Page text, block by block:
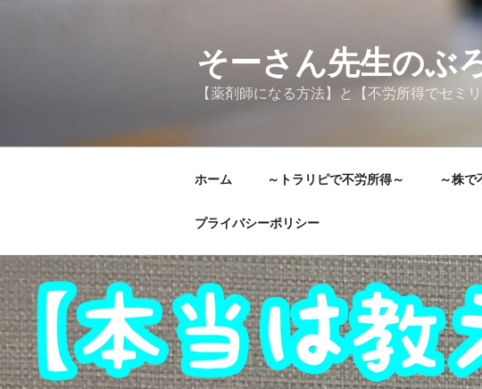
そーさん先生のぶ
【薬剤師になる方法】と【不労所得でセミ
ホーム ～トラリピで不労所得～ ～株で
プライバシーポリシー